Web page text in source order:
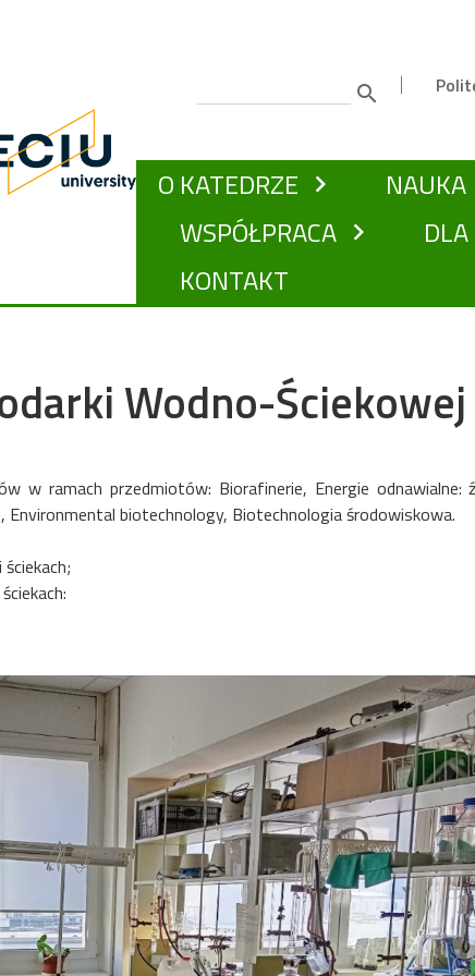
Szukaj
GŁÓWNA NAWIGACJA
O KATEDRZE chevron_right NAUKA
WSPÓŁPRACA chevron_right
KONTAKT
Wodno-Ściekowej
w ramach przedmiotów: Biorafinerie, Energie odnawialne:
biotechnology, Biotechnologia środowiskowa.